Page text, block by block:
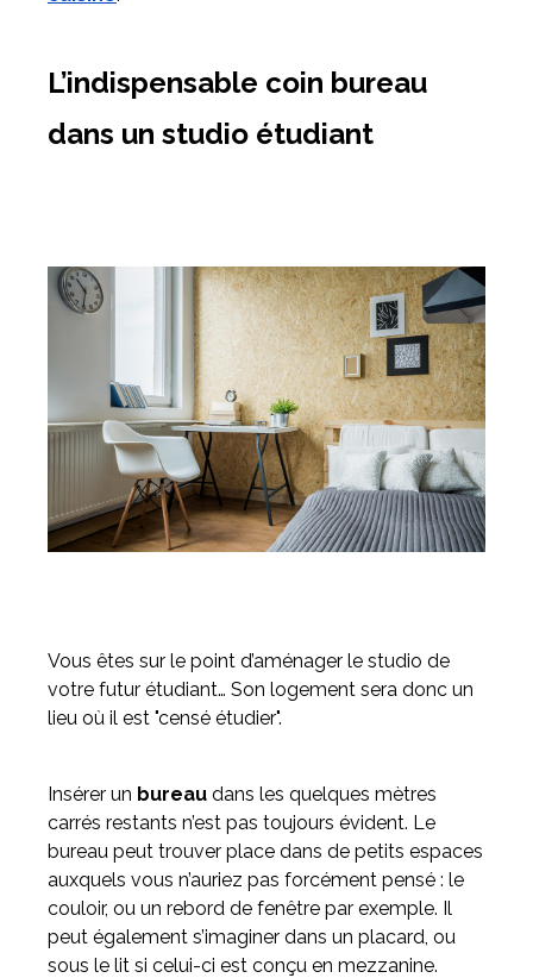
L’indispensable coin bureau
dans un studio étudiant
Vous êtes sur le point d’aménager le studio de
votre futur étudiant… Son logement sera donc un
lieu où il est "censé étudier".
Insérer un bureau dans les quelques mètres
carrés restants n’est pas toujours évident. Le
bureau peut trouver place dans de petits espaces
auxquels vous n’auriez pas forcément pensé : le
couloir, ou un rebord de fenêtre par exemple. Il
peut également s’imaginer dans un placard, ou
sous le lit si celui-ci est conçu en mezzanine.